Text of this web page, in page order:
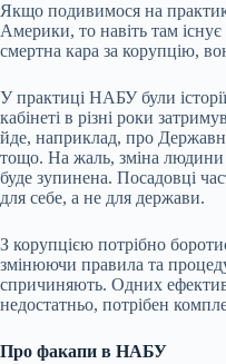
Якщо подивимося на
Америки, то навіть там
смертна кара за корупцію,
У практиці НАБУ були
кабінеті в різні роки
йде, наприклад, про
тощо. На жаль, зміна людини
буде зупинена. Посадовці
для себе, а не для держави.
З корупцією потрібно
змінюючи правила та
спричиняють. Одних
недостатньо, потрібен
Про факапи в НАБУ